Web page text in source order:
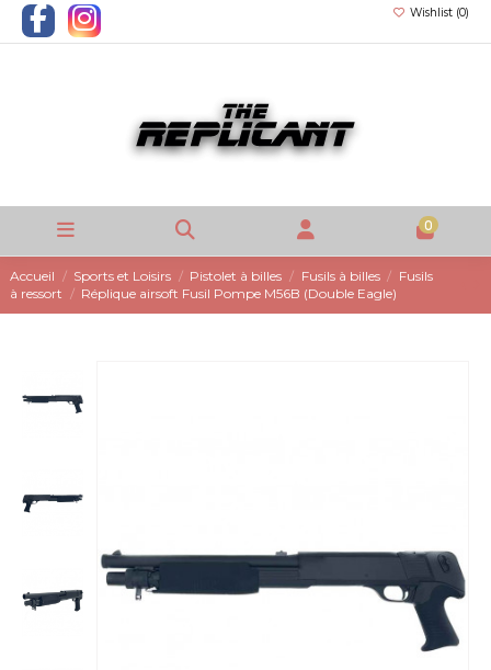
Wishlist (0)
0
Accueil Sports et Loisirs Pistolet à billes Fusils à billes
Fusils
à ressort
Réplique airsoft Fusil Pompe M56B (Double Eagle)